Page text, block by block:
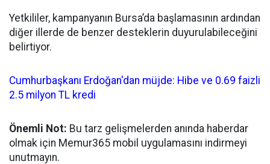
Yetkililer, kampanyanın Bursa’da başlamasının ardından
diğer illerde de benzer desteklerin duyurulabileceğini
belirtiyor.
Cumhurbaşkanı Erdoğan'dan müjde: Hibe ve 0.69 faizli
2.5 milyon TL kredi
Önemli Not: Bu tarz gelişmelerden anında haberdar
olmak için Memur365 mobil uygulamasını indirmeyi
unutmayın.